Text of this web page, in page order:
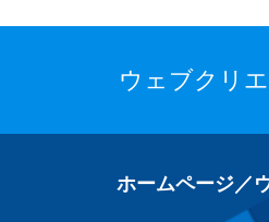
ウェブクリ
ホームページ／